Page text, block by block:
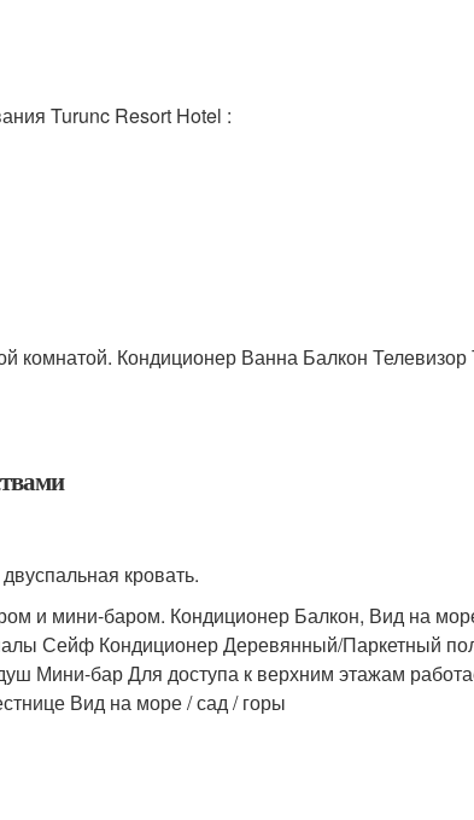
Turunc Resort Hotel :
комнатой. Кондиционер Ванна Балкон
кровать.
и мини-баром. Кондиционер Балкон, Вид на
Сейф Кондиционер Деревянный/Паркетный
Мини-бар Для доступа к верхним этажам
Вид на море / сад / горы